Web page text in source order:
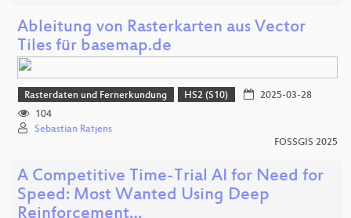
Ableitung von Rasterkarten aus Vector
Tiles für basemap.de
Rasterdaten und Fernerkundung HS2 (S10)
2025-03-28
104
Sebastian Ratjens
FOSSGIS 2025
A Competitive Time-Trial AI for Need for
Speed: Most Wanted Using Deep